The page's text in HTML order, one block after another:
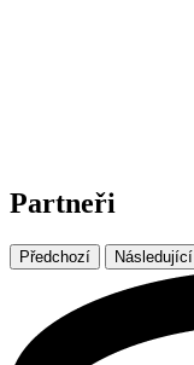
Partneři
Předchozí Následující